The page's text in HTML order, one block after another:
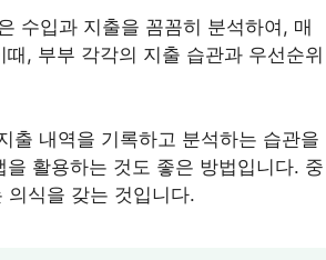
수입과 지출을 꼼꼼히 분석하여, 매
, 부부 각각의 지출 습관과 우선순위
출 내역을 기록하고 분석하는 습관을
활용하는 것도 좋은 방법입니다. 중
의식을 갖는 것입니다.